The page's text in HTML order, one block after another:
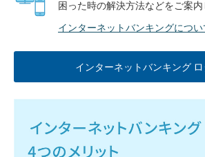
困った時の解決方法などをご案内
インターネットバンキングについ
インターネットバンキングロ